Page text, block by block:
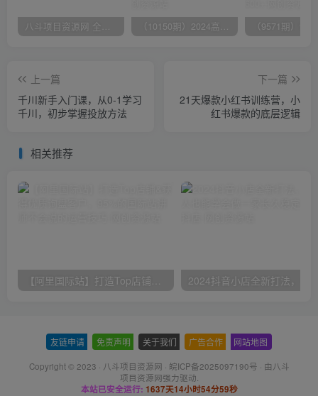
八斗项目资源网 全网正品VIP课程 无损下载~ （10150期）2024高考项目野路子玩法，无限裂变，最高一天1W＋！
上一篇
千川新手入门课，从0-1学习
千川，初步掌握投放方法
下一篇
21天爆款小红书训练营，小
红书爆款的底层逻辑
相关推荐
【阿里国际站】打造Top店铺&获得优质询盘客户，​95%的国际站讲师不会说的运营技巧
友链申请 免责声明 关于我们 广告合作 网站地图
Copyright © 2023 · 八斗项目资源网 · 皖ICP备2025097190号 · 由八斗
项目资源网强力驱动.
本站已安全运行: 1637天14小时54分59秒